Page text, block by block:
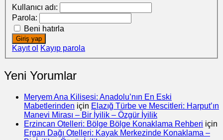
Kullanıcı adı:
Parola:
Beni hatırla
Giriş yap
Kayıt ol Kayıp parola
Yeni Yorumlar
Meryem Ana Kilisesi: Anadolu’nın En Eski
Mabetlerinden için Elazığ Türbe ve Mescitleri: Harput’ın
Manevi Mirası – Bir İyilik – Özgür İyilik
Erzincan Otelleri: Bölge Bölge Konaklama Rehberi için
Ergan Dağı Otelleri: Kayak Merkezinde Konaklama –